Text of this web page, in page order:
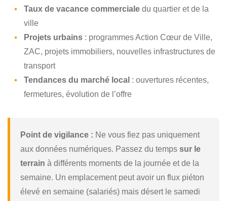
Taux de vacance commerciale du quartier et de la
ville
Projets urbains : programmes Action Cœur de Ville,
ZAC, projets immobiliers, nouvelles infrastructures de
transport
Tendances du marché local : ouvertures récentes,
fermetures, évolution de l’offre
Point de vigilance : Ne vous fiez pas uniquement
aux données numériques. Passez du temps sur le
terrain à différents moments de la journée et de la
semaine. Un emplacement peut avoir un flux piéton
élevé en semaine (salariés) mais désert le samedi